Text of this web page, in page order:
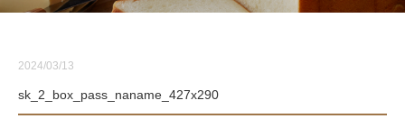
2024/03/13
sk_2_box_pass_naname_427x290